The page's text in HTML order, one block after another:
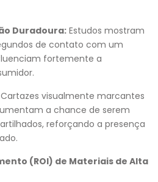
Duradoura: Estudos mostram
de contato com um
fortemente a
Cartazes visualmente marcantes
a chance de serem
reforçando a presença
(ROI) de Materiais de Alta